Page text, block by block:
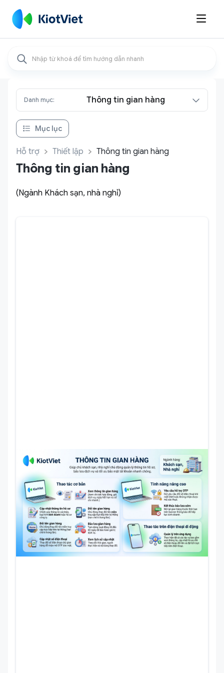

Danh mục: Thông tin gian hàng
Mục lục
Hỗ trợ Thiết lập Thông tin gian hàng
Thông tin gian hàng
(Ngành Khách sạn, nhà nghỉ)